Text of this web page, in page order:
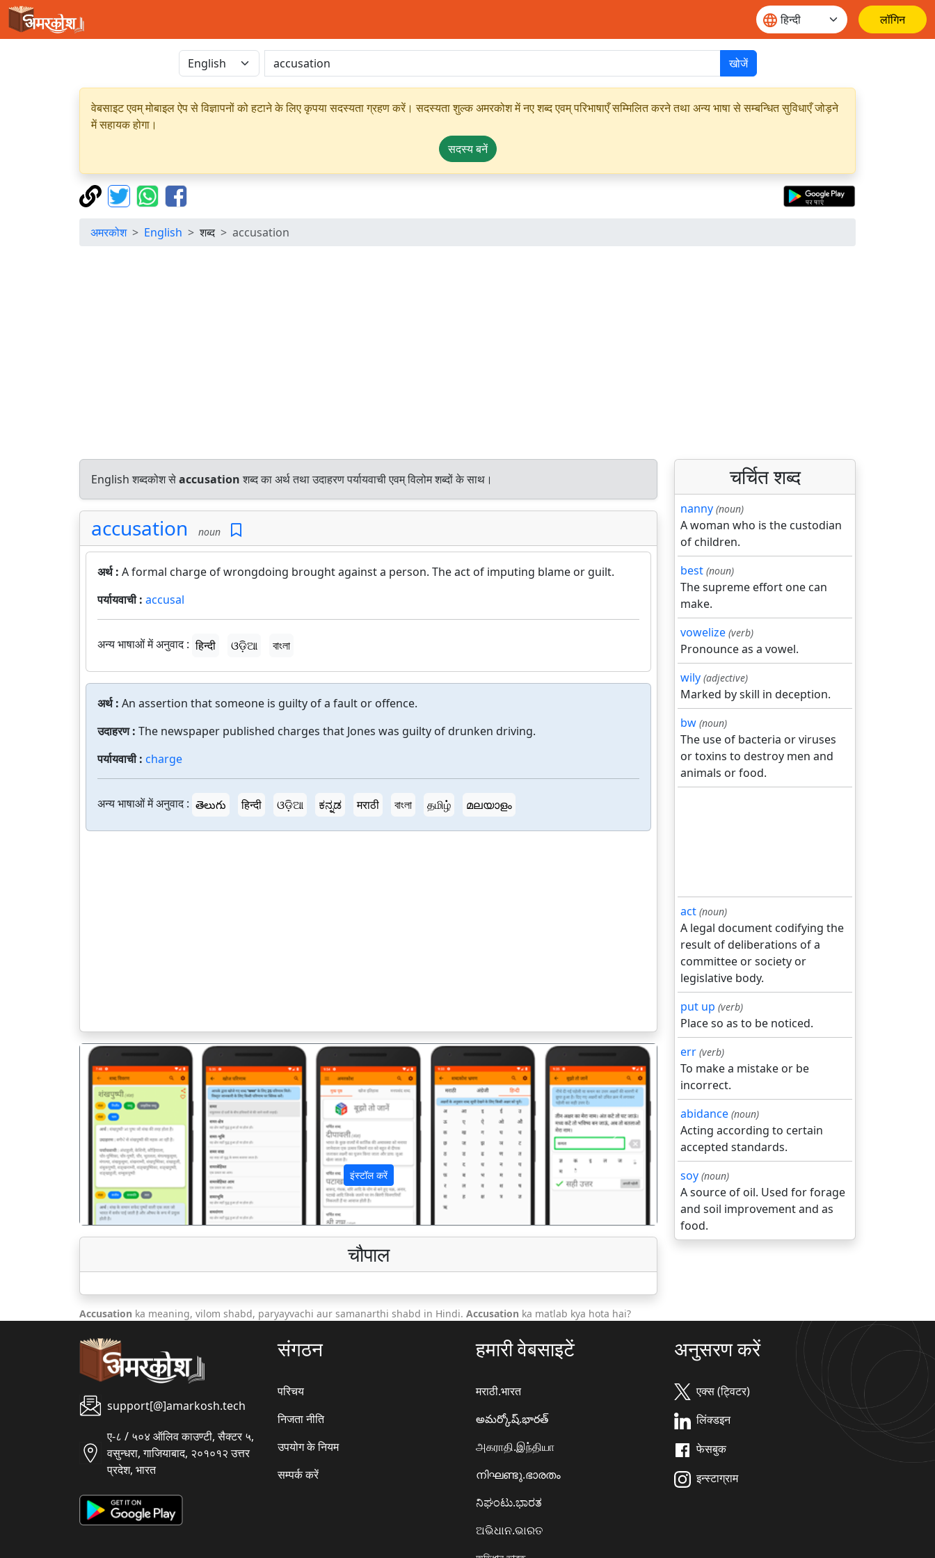
लॉगिन
खोजें
वेबसाइट एवम् मोबाइल ऐप से विज्ञापनों को हटाने के लिए कृपया सदस्यता ग्रहण करें। सदस्यता शुल्क अमरकोश में नए शब्द एवम् परिभाषाएँ सम्मिलित करने तथा अन्य भाषा से सम्बन्धित सुविधाएँ जोड़ने
में सहायक होगा।
सदस्य बनें
अमरकोश English शब्द accusation
English शब्दकोश सेaccusationशब्द का अर्थ तथा उदाहरण पर्यायवाची एवम् विलोम शब्दों के साथ।
accusation noun
अर्थ : A formal charge of wrongdoing brought against a person. The act of imputing blame or guilt.
पर्यायवाची : accusal
अन्य भाषाओं में अनुवाद : हिन्दी ଓଡ଼ିଆ বাংলা
अर्थ : An assertion that someone is guilty of a fault or offence.
उदाहरण : The newspaper published charges that Jones was guilty of drunken driving.
पर्यायवाची : charge
अन्य भाषाओं में अनुवाद : తెలుగు हिन्दी ଓଡ଼ିଆ ಕನ್ನಡ मराठी বাংলা தமிழ் മലയാളം
इंस्टॉल करें
पिछला अगला
चौपाल
चर्चित शब्द
nanny (noun)
A woman who is the custodian
of children.
best (noun)
The supreme effort one can
make.
vowelize (verb)
Pronounce as a vowel.
wily (adjective)
Marked by skill in deception.
bw (noun)
The use of bacteria or viruses
or toxins to destroy men and
animals or food.
act (noun)
A legal document codifying the
result of deliberations of a
committee or society or
legislative body.
put up (verb)
Place so as to be noticed.
err (verb)
To make a mistake or be
incorrect.
abidance (noun)
Acting according to certain
accepted standards.
soy (noun)
A source of oil. Used for forage
and soil improvement and as
food.
Accusation ka meaning, vilom shabd, paryayvachi aur samanarthi shabd in Hindi. Accusation ka matlab kya hota hai?
support[@]amarkosh.tech
ए-८ / ५०४ ऑलिव काउण्टी, सैक्टर ५,
वसुन्धरा, गाजियाबाद, २०१०१२ उत्तर
प्रदेश, भारत
संगठन
परिचय
निजता नीति
उपयोग के नियम
सम्पर्क करें
हमारी वेबसाइटें
मराठी.भारत
అమర్కోష్.భారత్
அகராதி.இந்தியா
നിഘണ്ടു.ഭാരതം
ನಿಘಂಟು.ಭಾರತ
ଅଭିଧାନ.ଭାରତ
अनुसरण करें
एक्स (ट्विटर)
लिंक्डइन
फेसबुक
इन्स्टाग्राम